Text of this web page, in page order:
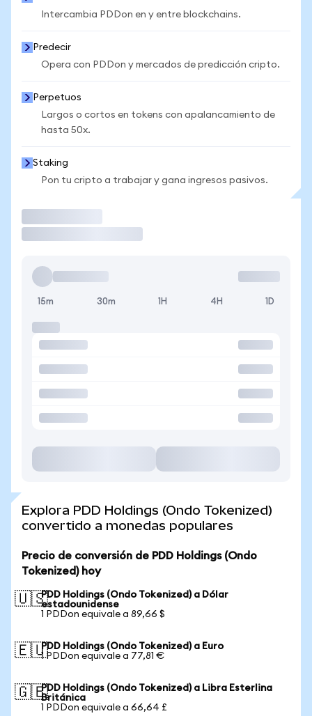
Intercambia PDDon en y entre blockchains.
Predecir
Opera con PDDon y mercados de predicción cripto.
Perpetuos
Largos o cortos en tokens con apalancamiento de
hasta 50x.
Staking
Pon tu cripto a trabajar y gana ingresos pasivos.
15m 30m 1H 4H 1D
Explora PDD Holdings (Ondo Tokenized)
convertido a monedas populares
Precio de conversión de PDD Holdings (Ondo
Tokenized) hoy
🇺🇸PDD Holdings (Ondo Tokenized) a Dólar
estadounidense
1 PDDon equivale a 89,66 $
🇪🇺PDD Holdings (Ondo Tokenized) a Euro
1 PDDon equivale a 77,81 €
🇬🇧PDD Holdings (Ondo Tokenized) a Libra Esterlina
Británica
1 PDDon equivale a 66,64 £